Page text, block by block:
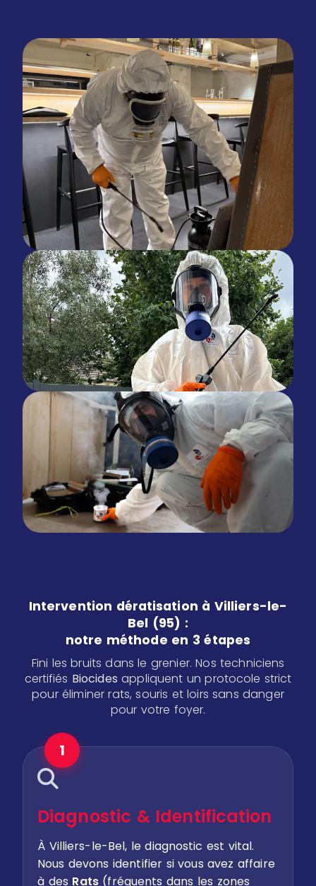
Intervention dératisation à Villiers-le-
Bel (95) :
notre méthode en 3 étapes
Fini les bruits dans le grenier. Nos techniciens
certifiés Biocides appliquent un protocole strict
pour éliminer rats, souris et loirs sans danger
pour votre foyer.
1
Diagnostic & Identification
À Villiers-le-Bel, le diagnostic est vital.
Nous devons identifier si vous avez affaire
à des Rats(fréquents dans les zones